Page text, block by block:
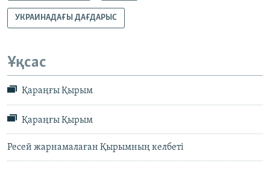
УКРАИНАДАҒЫ ДАҒДАРЫС
Ұқсас
Қараңғы Қырым
Қараңғы Қырым
Ресей жарнамалаған Қырымның келбеті